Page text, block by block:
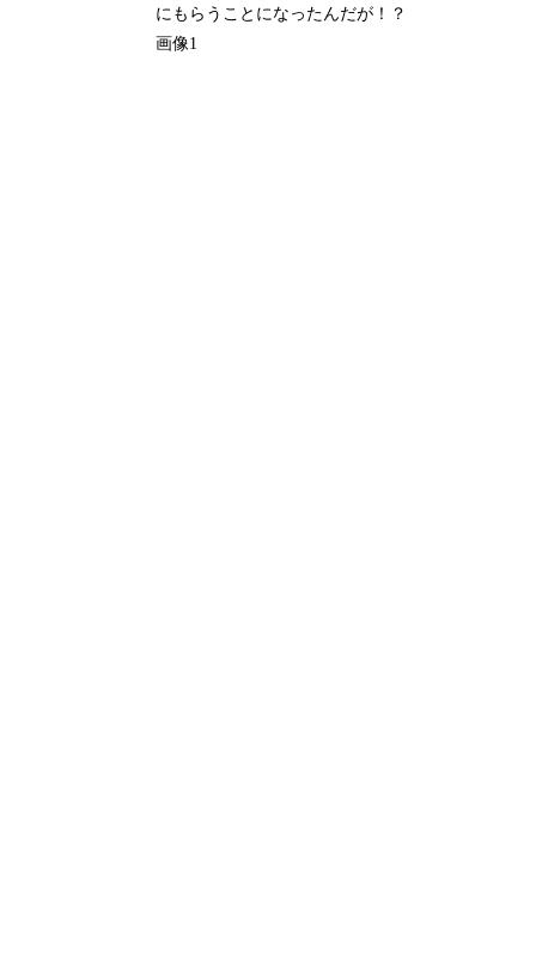
にもらうことになったんだが！？
画像1